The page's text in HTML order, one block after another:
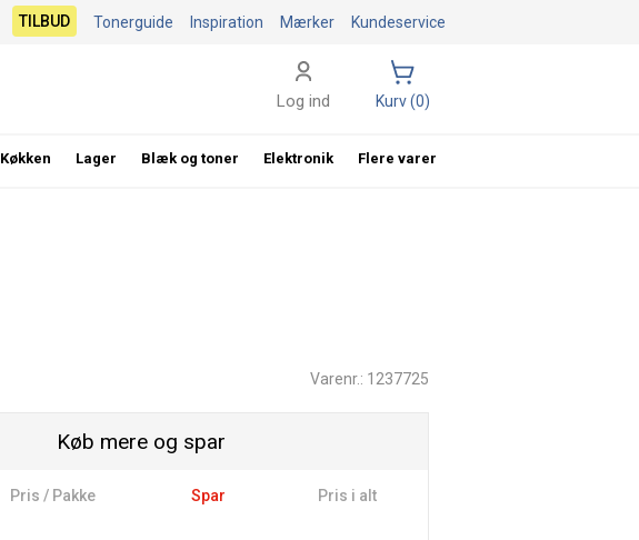
Varenr.: 1237725
Køb mere og spar
Pris / Pakke Spar Pris i alt
Kundeservice
Mærker
Inspiration
Tonerguide
TILBUD
Log ind Kurv (0)
Køkken Lager Blæk og toner Elektronik Flere varer